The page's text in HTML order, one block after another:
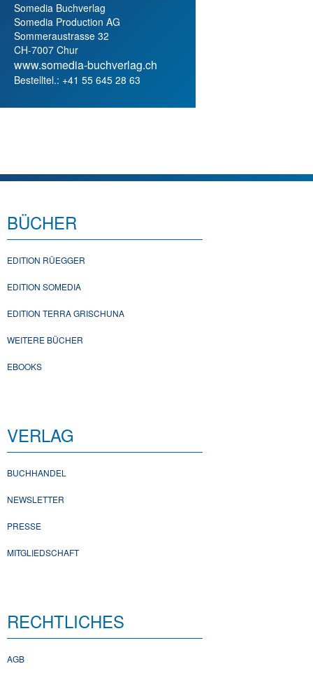
Somedia Buchverlag
Somedia Production AG
Sommeraustrasse 32
CH-7007 Chur
www.somedia-buchverlag.ch
Bestelltel.: +41 55 645 28 63
BÜCHER
EDITION RÜEGGER
EDITION SOMEDIA
EDITION TERRA GRISCHUNA
WEITERE BÜCHER
EBOOKS
VERLAG
BUCHHANDEL
NEWSLETTER
PRESSE
MITGLIEDSCHAFT
RECHTLICHES
AGB